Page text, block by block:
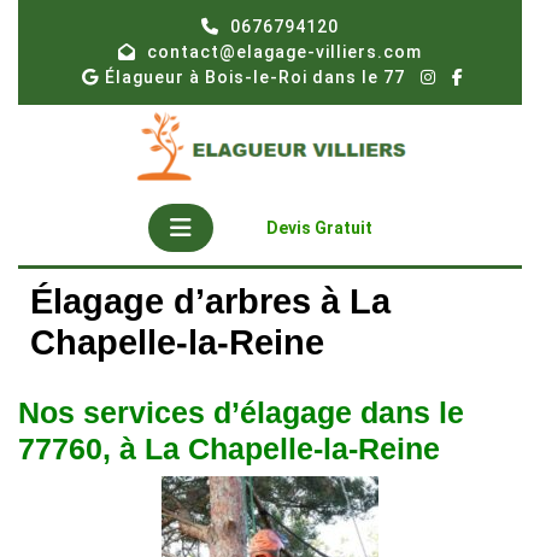
0676794120
contact@elagage-villiers.com
Élagueur à Bois-le-Roi dans le 77
Open
Button
Devis Gratuit
Élagage d’arbres à La
Chapelle-la-Reine
Nos services d’élagage dans le
77760, à La Chapelle-la-Reine